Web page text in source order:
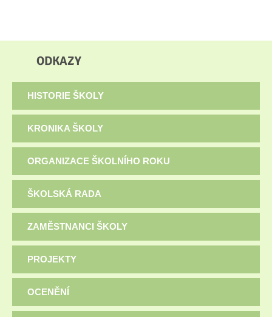
ODKAZY
HISTORIE ŠKOLY
KRONIKA ŠKOLY
ORGANIZACE ŠKOLNÍHO ROKU
ŠKOLSKÁ RADA
ZAMĚSTNANCI ŠKOLY
PROJEKTY
OCENĚNÍ